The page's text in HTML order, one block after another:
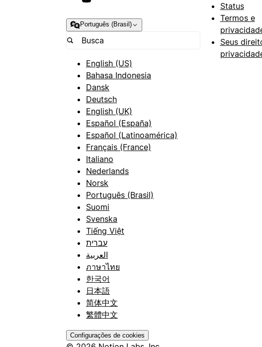
Português (Brasil)
English (US)
Bahasa Indonesia
Dansk
Deutsch
English (UK)
Español (España)
Español (Latinoamérica)
Français (France)
Italiano
Nederlands
Norsk
Português (Brasil)
Suomi
Svenska
Tiếng Việt
עברית
العربية
ภาษาไทย
한국어
日本語
简体中文
繁體中文
Configurações de cookies
Status
Termos e
Seus